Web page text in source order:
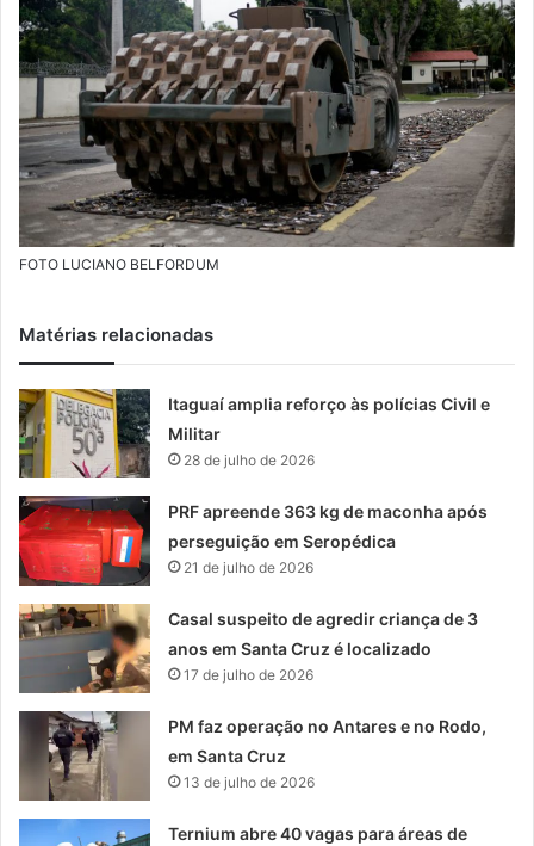
FOTO LUCIANO BELFORDUM
Matérias relacionadas
Itaguaí amplia reforço às polícias Civil e
Militar
28 de julho de 2026
PRF apreende 363 kg de maconha após
perseguição em Seropédica
21 de julho de 2026
Casal suspeito de agredir criança de 3
anos em Santa Cruz é localizado
17 de julho de 2026
PM faz operação no Antares e no Rodo,
em Santa Cruz
13 de julho de 2026
Ternium abre 40 vagas para áreas de